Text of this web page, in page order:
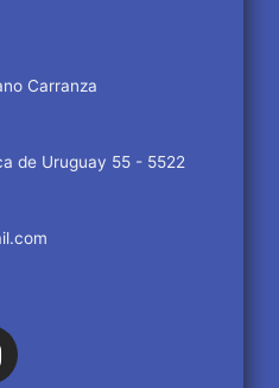
Carranza
de Uruguay 55 - 5522